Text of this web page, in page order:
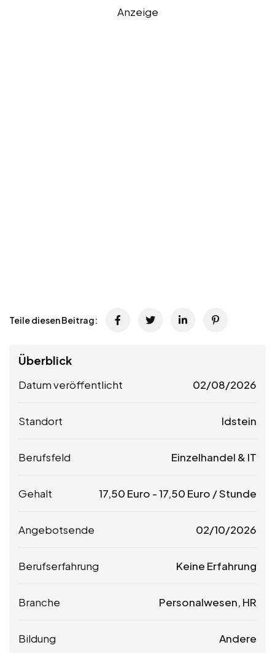
Anzeige
Teile diesen Beitrag:
Überblick
Datum veröffentlicht 02/08/2026
Standort Idstein
Berufsfeld Einzelhandel & IT
Gehalt 17,50 Euro -17,50 Euro / Stunde
Angebotsende 02/10/2026
Berufserfahrung Keine Erfahrung
Branche Personalwesen, HR
Bildung Andere